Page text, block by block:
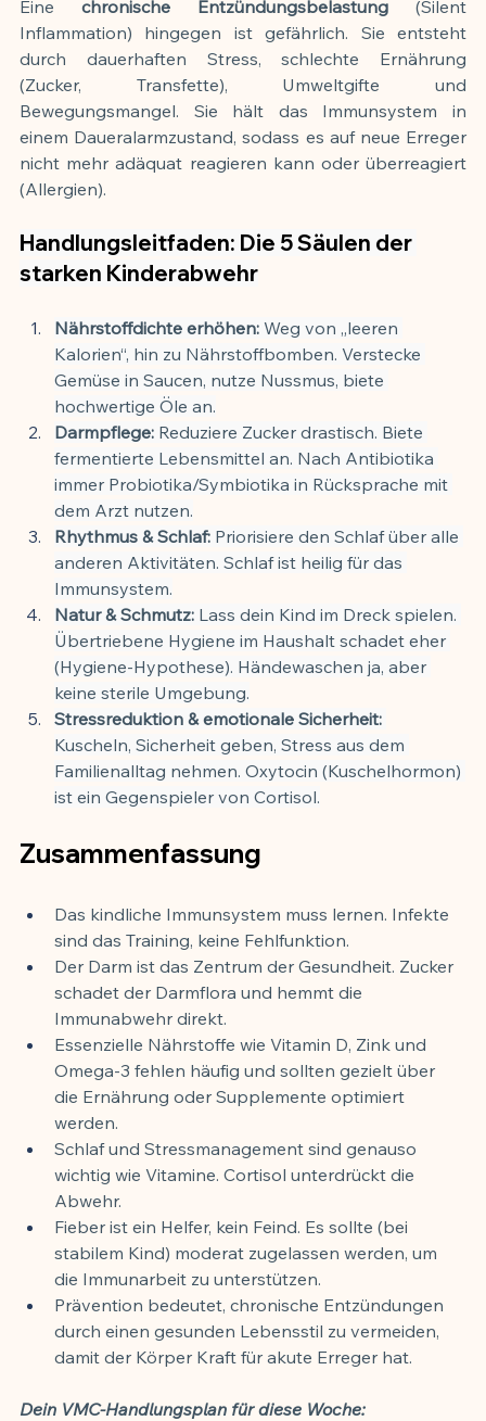
Eine chronische Entzündungsbelastung (Silent
Inflammation) hingegen ist gefährlich. Sie entsteht
durch dauerhaften Stress, schlechte Ernährung
(Zucker, Transfette), Umweltgifte und
Bewegungsmangel. Sie hält das Immunsystem in
einem Daueralarmzustand, sodass es auf neue Erreger
nicht mehr adäquat reagieren kann oder überreagiert
(Allergien).
Handlungsleitfaden: Die 5 Säulen der
starken Kinderabwehr
Nährstoffdichte erhöhen: Weg von „leeren
Kalorien“, hin zu Nährstoffbomben. Verstecke
Gemüse in Saucen, nutze Nussmus, biete
hochwertige Öle an.
Darmpflege: Reduziere Zucker drastisch. Biete
fermentierte Lebensmittel an. Nach Antibiotika
immer Probiotika/Symbiotika in Rücksprache mit
dem Arzt nutzen.
Rhythmus & Schlaf: Priorisiere den Schlaf über alle
anderen Aktivitäten. Schlaf ist heilig für das
Immunsystem.
Natur & Schmutz: Lass dein Kind im Dreck spielen.
Übertriebene Hygiene im Haushalt schadet eher
(Hygiene-Hypothese). Händewaschen ja, aber
keine sterile Umgebung.
Stressreduktion & emotionale Sicherheit:
Kuscheln, Sicherheit geben, Stress aus dem
Familienalltag nehmen. Oxytocin (Kuschelhormon)
ist ein Gegenspieler von Cortisol.
Zusammenfassung
Das kindliche Immunsystem muss lernen. Infekte
sind das Training, keine Fehlfunktion.
Der Darm ist das Zentrum der Gesundheit. Zucker
schadet der Darmflora und hemmt die
Immunabwehr direkt.
Essenzielle Nährstoffe wie Vitamin D, Zink und
Omega-3 fehlen häufig und sollten gezielt über
die Ernährung oder Supplemente optimiert
werden.
Schlaf und Stressmanagement sind genauso
wichtig wie Vitamine. Cortisol unterdrückt die
Abwehr.
Fieber ist ein Helfer, kein Feind. Es sollte (bei
stabilem Kind) moderat zugelassen werden, um
die Immunarbeit zu unterstützen.
Prävention bedeutet, chronische Entzündungen
durch einen gesunden Lebensstil zu vermeiden,
damit der Körper Kraft für akute Erreger hat.
Dein VMC-Handlungsplan für diese Woche: